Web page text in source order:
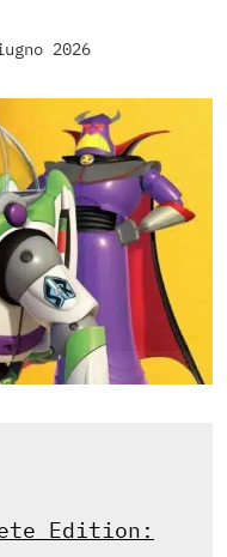
2026
Edition: